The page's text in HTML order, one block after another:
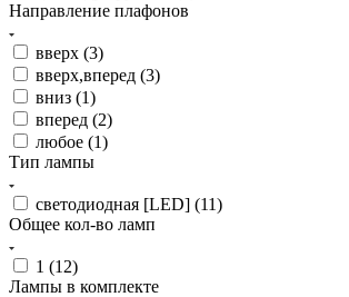
Направление плафонов
вверх (3)
вверх,вперед (3)
вниз (1)
вперед (2)
любое (1)
Тип лампы
светодиодная [LED] (11)
Общее кол-во ламп
1 (12)
Лампы в комплекте